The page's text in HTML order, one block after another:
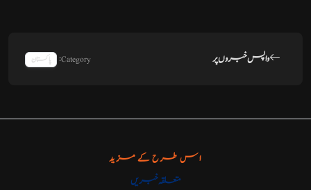
واپس خبروں پر Category: پاکستان
اس طرح کے مزید
متعلقہ خبریں